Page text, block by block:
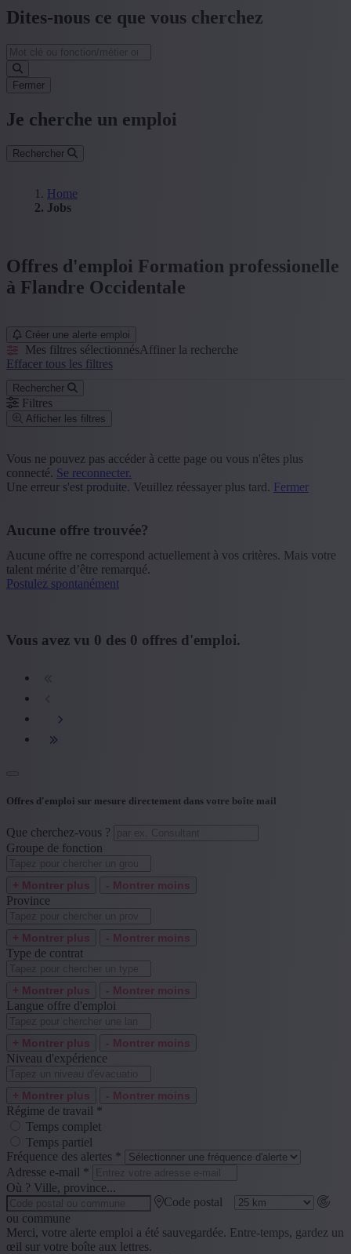
Dites-nous ce que vous cherchez
Fermer
Je cherche un emploi
Rechercher
Home
Jobs
Offres d'emploi Formation professionelle
à Flandre Occidentale
Créer une alerte emploi
Mes filtres sélectionnésAffiner la recherche
Effacer tous les filtres
Rechercher
Filtres
Afficher les filtres
Province
Type de contrat
Niveau d'expérience
Vous ne pouvez pas accéder à cette page ou vous n'êtes plus
connecté. Se reconnecter.
Une erreur s'est produite. Veuillez réessayer plus tard. Fermer
Aucune offre trouvée?
Aucune offre ne correspond actuellement à vos critères. Mais votre
talent mérite d’être remarqué.
Postulez spontanément
Vous avez vu 0 des 0 offres d'emploi.
Offres d'emploi sur mesure directement dans votre boîte mail
Que cherchez-vous ?
Groupe de fonction
+ Montrer plus - Montrer moins
Province
+ Montrer plus - Montrer moins
Type de contrat
+ Montrer plus - Montrer moins
Langue offre d'emploi
+ Montrer plus - Montrer moins
Niveau d'expérience
+ Montrer plus - Montrer moins
Régime de travail *
Temps complet
Temps partiel
Fréquence des alertes *
Adresse e-mail *
Où ? Ville, province...
Code postal
ou commune
Merci, votre alerte emploi a été sauvegardée. Entre-temps, gardez un
œil sur votre boîte aux lettres.